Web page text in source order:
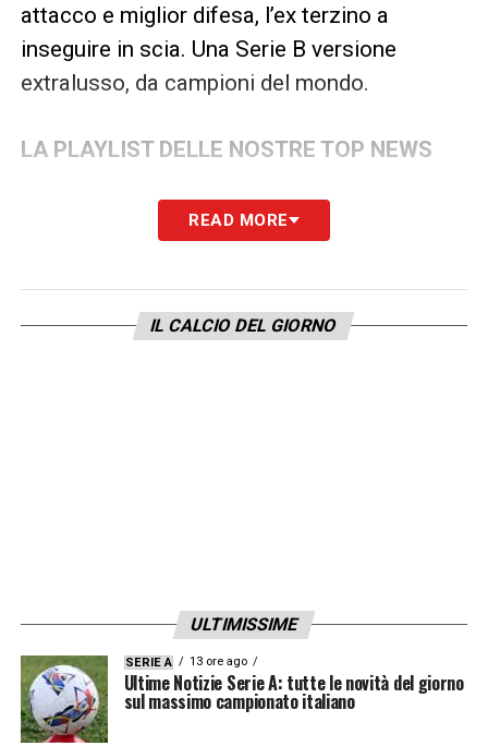
attacco e miglior difesa, l’ex terzino a
inseguire in scia. Una Serie B versione
extralusso, da campioni del mondo.
LA PLAYLIST DELLE NOSTRE TOP NEWS
READ MORE
IL CALCIO DEL GIORNO
ULTIMISSIME
SERIE A 13 ore ago
Ultime Notizie Serie A: tutte le novità del giorno
sul massimo campionato italiano